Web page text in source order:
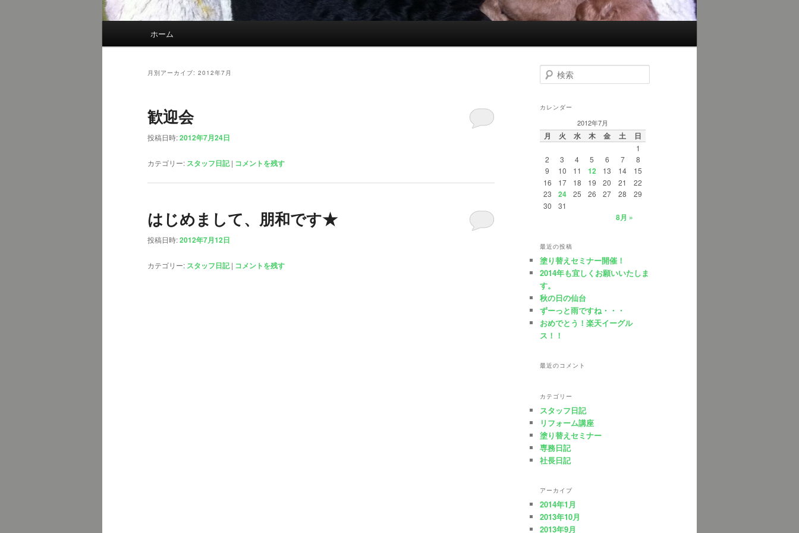
ホーム
月別アーカイブ: 2012年7月
歓迎会
投稿日時:2012年7月24日
カテゴリー: スタッフ日記 | コメントを残す
はじめまして、朋和です★
投稿日時:2012年7月12日
カテゴリー: スタッフ日記 | コメントを残す
検
索
カレンダー
2012年7月
月 火 水 木 金 土 日
1
2
3 4 5 6 7
8
9
10 11 12 13 14
15
16
17 18 19 20 21
22
23
24 25 26 27 28
29
30
31
8月 »
最近の投稿
塗り替えセミナー開催！
2014年も宜しくお願いいたしま
す。
秋の日の仙台
ずーっと雨ですね・・・
おめでとう！楽天イーグル
ス！！
最近のコメント
カテゴリー
スタッフ日記
リフォーム講座
塗り替えセミナー
専務日記
社長日記
アーカイブ
2014年1月
2013年10月
2013年9月